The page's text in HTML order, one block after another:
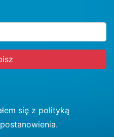
się z polityką